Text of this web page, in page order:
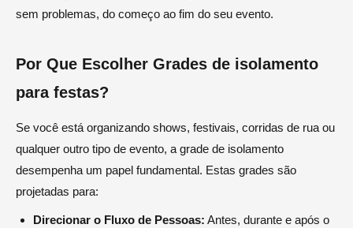
sem problemas, do começo ao fim do seu evento.
Por Que Escolher Grades de isolamento
para festas?
Se você está organizando shows, festivais, corridas de rua ou
qualquer outro tipo de evento, a grade de isolamento
desempenha um papel fundamental. Estas grades são
projetadas para:
Direcionar o Fluxo de Pessoas: Antes, durante e após o